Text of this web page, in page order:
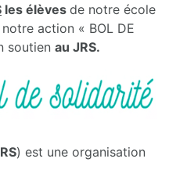
les élèves de notre école
action « BOL DE
soutien au JRS.
) est une organisation